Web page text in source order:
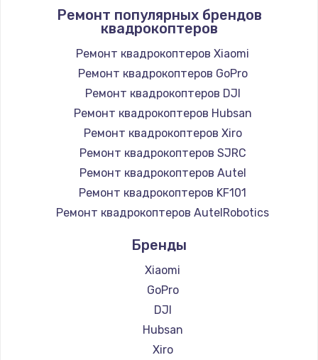
Ремонт популярных брендов
квадрокоптеров
Ремонт квадрокоптеров Xiaomi
Ремонт квадрокоптеров GoPro
Ремонт квадрокоптеров DJI
Ремонт квадрокоптеров Hubsan
Ремонт квадрокоптеров Xiro
Ремонт квадрокоптеров SJRC
Ремонт квадрокоптеров Autel
Ремонт квадрокоптеров KF101
Ремонт квадрокоптеров AutelRobotics
Бренды
Xiaomi
GoPro
DJI
Hubsan
Xiro